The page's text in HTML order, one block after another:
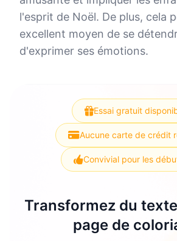
l'esprit de Noël. De plus, cela
excellent moyen de se
d'exprimer ses émotions.
Essai gratuit
Aucune carte de crédit
Convivial pour les
Transformez du
page de